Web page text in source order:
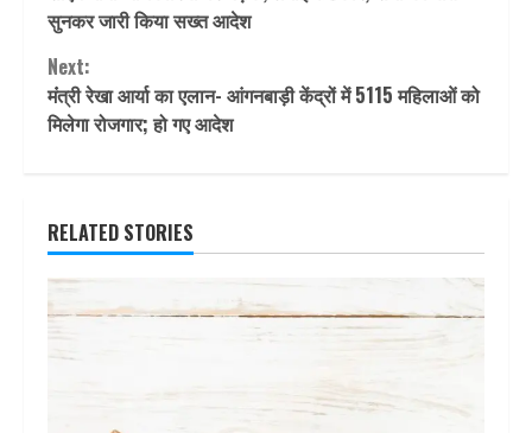
Reading
सुनकर जारी किया सख्त आदेश
Next:
मंंत्री रेखा आर्या का एलान- आंगनबाड़ी केंद्रों में 5115 महिलाओं को
मिलेगा रोजगार; हो गए आदेश
RELATED STORIES